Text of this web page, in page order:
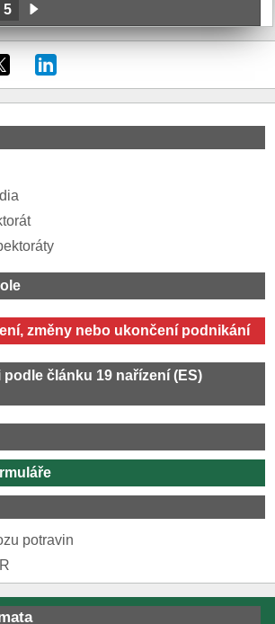
5
změny nebo ukončení podnikání
článku 19 nařízení (ES)
potravin